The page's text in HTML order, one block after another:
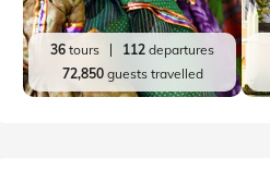
36 tours 112 departures
72,850guests travelled